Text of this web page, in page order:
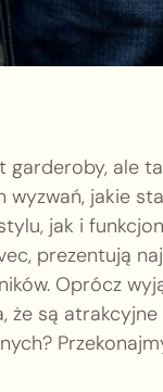
ale
jakie
jak i
prezentują
Oprócz
są